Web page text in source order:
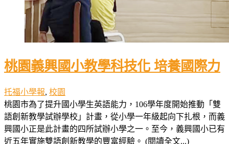
桃園義興國小教學科技化 培養國際力
托福小學報, 校園
桃園市為了提升國小學生英語能力，106學年度開始推動「雙
語創新教學試辦學校」計畫，從小學一年級起向下扎根，而義
興國小正是此計畫的四所試辦小學之一。至今，義興國小已有
近五年實施雙語創新教學的豐富經驗。 (閱讀全文...)